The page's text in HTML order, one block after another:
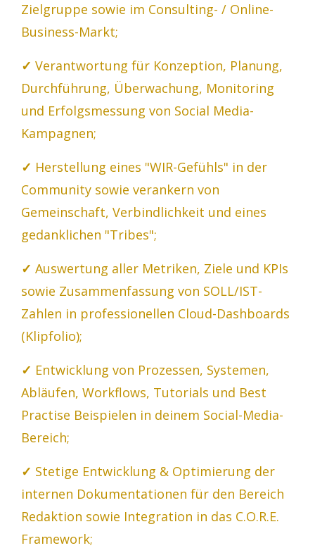
Zielgruppe sowie im Consulting- / Online-
Business-Markt;
✓ Verantwortung für Konzeption, Planung,
Durchführung, Überwachung, Monitoring
und Erfolgsmessung von Social Media-
Kampagnen;
✓ Herstellung eines "WIR-Gefühls" in der
Community sowie verankern von
Gemeinschaft, Verbindlichkeit und eines
gedanklichen "Tribes";
✓ Auswertung aller Metriken, Ziele und KPIs
sowie Zusammenfassung von SOLL/IST-
Zahlen in professionellen Cloud-Dashboards
(Klipfolio);
✓ Entwicklung von Prozessen, Systemen,
Abläufen, Workflows, Tutorials und Best
Practise Beispielen in deinem Social-Media-
Bereich;
✓ Stetige Entwicklung & Optimierung der
internen Dokumentationen für den Bereich
Redaktion sowie Integration in das C.O.R.E.
Framework;